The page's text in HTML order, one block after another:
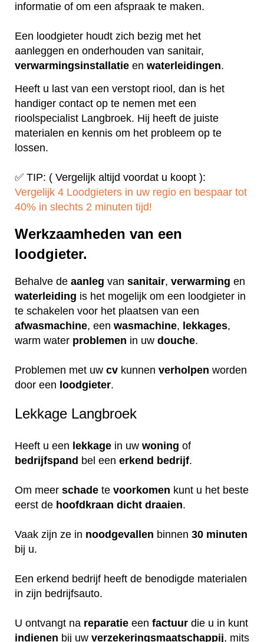
informatie of om een afspraak te maken.
Een loodgieter houdt zich bezig met het
aanleggen en onderhouden van sanitair,
verwarmingsinstallatie en waterleidingen.
Heeft u last van een verstopt riool, dan is het
handiger contact op te nemen met een
rioolspecialist Langbroek. Hij heeft de juiste
materialen en kennis om het probleem op te
lossen.
✅ TIP: ( Vergelijk altijd voordat u koopt ):
Vergelijk 4 Loodgieters in uw regio en bespaar tot
40% in slechts 2 minuten tijd!
Werkzaamheden van een
loodgieter.
Behalve de aanleg van sanitair, verwarming en
waterleiding is het mogelijk om een loodgieter in
te schakelen voor het plaatsen van een
afwasmachine, een wasmachine, lekkages,
warm water problemen in uw douche.
Problemen met uw cv kunnen verholpen worden
door een loodgieter.
Lekkage Langbroek
Heeft u een lekkage in uw woning of
bedrijfspand bel een erkend bedrijf.
Om meer schade te voorkomen kunt u het beste
eerst de hoofdkraan dicht draaien.
Vaak zijn ze in noodgevallen binnen 30 minuten
bij u.
Een erkend bedrijf heeft de benodigde materialen
in zijn bedrijfsauto.
U ontvangt na reparatie een factuur die u in kunt
indienen bij uw verzekeringsmaatschappij, mits